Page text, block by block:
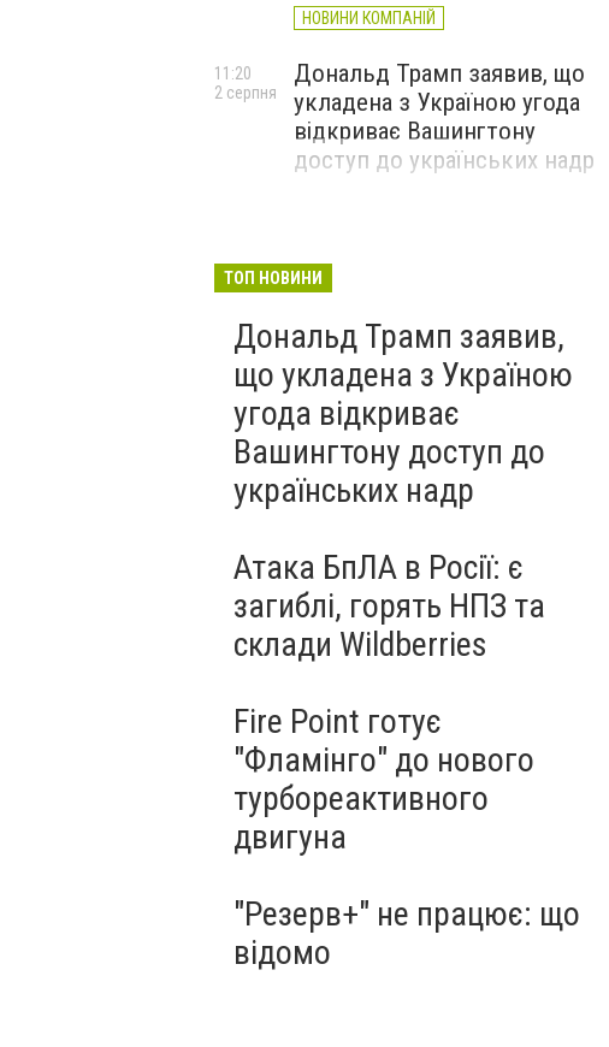
НОВИНИ КОМПАНІЙ
Дональд Трамп заявив, що
укладена з Україною угода
відкриває Вашингтону
доступ до українських надр
11:20
2 серпня
ТОП НОВИНИ
Дональд Трамп заявив,
що укладена з Україною
угода відкриває
Вашингтону доступ до
українських надр
Атака БпЛА в Росії: є
загиблі, горять НПЗ та
склади Wildberries
Fire Point готує
"Фламінго" до нового
турбореактивного
двигуна
"Резерв+" не працює: що
відомо